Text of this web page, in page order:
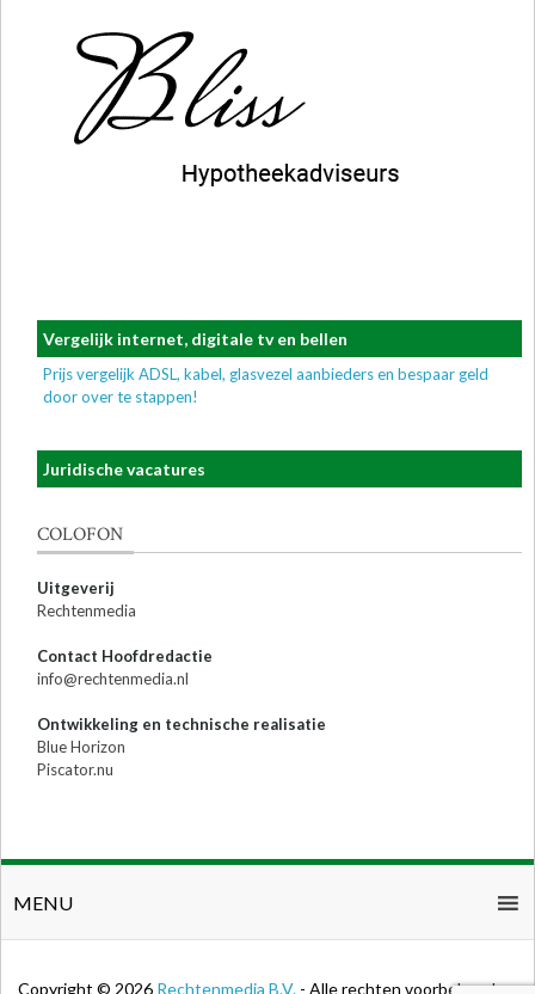
Vergelijk internet, digitale tv en bellen
Prijs vergelijk ADSL, kabel, glasvezel aanbieders en bespaar geld
door over te stappen!
Juridische vacatures
COLOFON
Uitgeverij
Rechtenmedia
Contact Hoofdredactie
info@rechtenmedia.nl
Ontwikkeling en technische realisatie
Blue Horizon
Piscator.nu
MENU
Copyright © 2026 Rechtenmedia B.V. - Alle rechten voorbehouden.